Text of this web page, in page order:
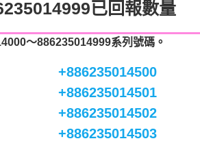
已回報數量
～886235014999系列號碼。
+886235014500
+886235014501
+886235014502
+886235014503